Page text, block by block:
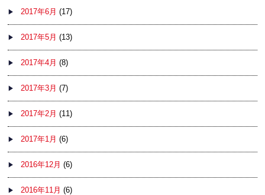
2017年6月 (17)
2017年5月 (13)
2017年4月 (8)
2017年3月 (7)
2017年2月 (11)
2017年1月 (6)
2016年12月 (6)
2016年11月 (6)